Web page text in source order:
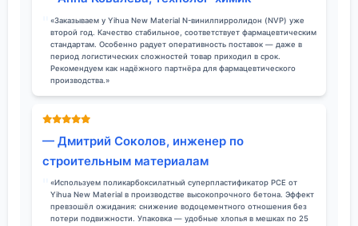
«Заказываем у Yihua New Material N-винилпирролидон (NVP) уже
второй год. Качество стабильное, соответствует фармацевтическим
стандартам. Особенно радует оперативность поставок — даже в
период логистических сложностей товар приходил в срок.
Рекомендуем как надёжного партнёра для фармацевтического
производства.»
— Дмитрий Соколов, инженер по
строительным материалам
«Используем поликарбоксилатный суперпластификатор PCE от
Yihua New Material в производстве высокопрочного бетона. Эффект
превзошёл ожидания: снижение водоцементного отношения без
потери подвижности. Упаковка — удобные хлопья в мешках по 25